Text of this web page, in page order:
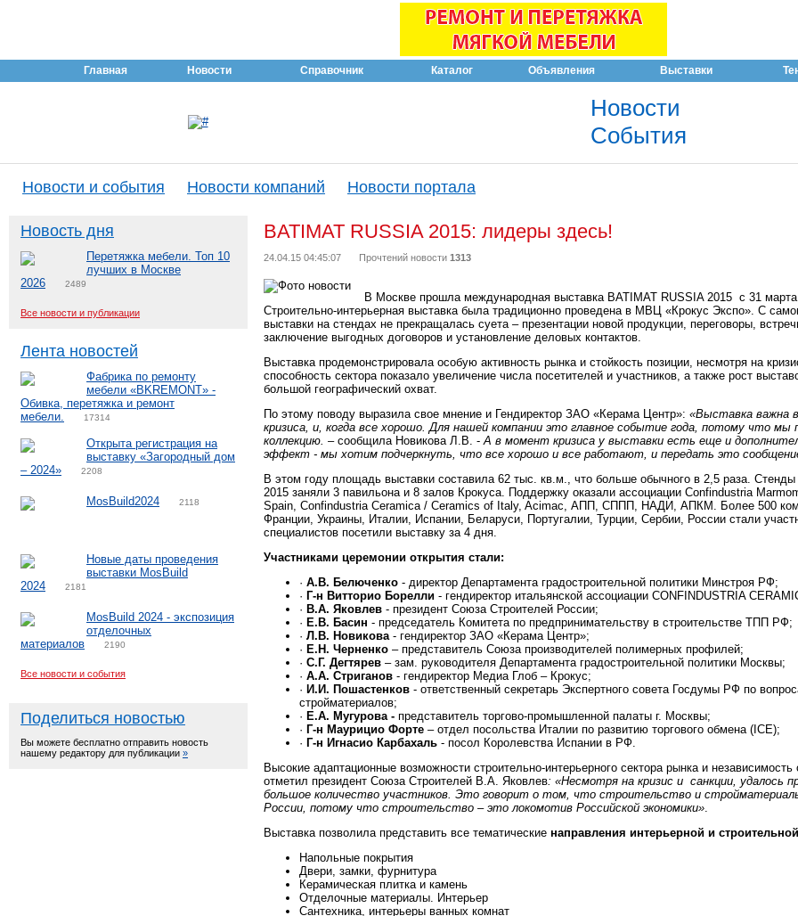
Главная Новости Справочник Каталог Объявления Выставки
Новости
События
Новости и события Новости компаний Новости портала
Новость дня
Перетяжка мебели. Топ 10
лучших в Москве
2026
2489
Все новости и публикации
Лента новостей
Фабрика по ремонту
мебели «BKREMONT» -
Обивка, перетяжка и ремонт
мебели.
17314
Открыта регистрация на
выставку «Загородный дом
– 2024»
2208
MosBuild2024 2118
Новые даты проведения
выставки MosBuild
2024
2181
MosBuild 2024 - экспозиция
отделочных
материалов
2190
Все новости и события
Поделиться новостью
Вы можете бесплатно отправить новость
нашему редактору для публикации »
BATIMAT RUSSIA 2015: лидеры здесь!
24.04.15 04:45:07 Прочтений новости 1313
В Москве прошла международная выставка BATIMAT RUSSIA 2015 с 31
Строительно-интерьерная выставка была традиционно проведена в МВЦ «Крокус Экспо». С
выставки на стендах не прекращалась суета – презентации новой продукции, переговоры,
заключение выгодных договоров и установление деловых контактов.
Выставка продемонстрировала особую активность рынка и стойкость позиции, несмотря на
способность сектора показало увеличение числа посетителей и участников, а также рост
большой географический охват.
По этому поводу выразила свое мнение и Гендиректор ЗАО «Керама Центр»: «Выставка важна
кризиса, и, когда все хорошо. Для нашей компании это главное событие года, потому что мы
коллекцию. – сообщила Новикова Л.В. -А в момент кризиса у выставки есть еще и
эффект - мы хотим подчеркнуть, что все хорошо и все работают, и передать это
В этом году площадь выставки составила 62 тыс. кв.м., что больше обычного в 2,5 раза. Стенды
2015 заняли 3 павильона и 8 залов Крокуса. Поддержку оказали ассоциации Confindustria
Spain, Confindustria Ceramica / Ceramics of Italy, Acimac, АПП, СППП, НАДИ, АПКМ. Более 500
Франции, Украины, Италии, Испании, Беларуси, Португалии, Турции, Сербии, России стали
специалистов посетили выставку за 4 дня.
Участниками церемонии открытия стали:
· А.В. Белюченко - директор Департамента градостроительной политики Минстроя РФ;
· Г-н Витторио Борелли - гендиректор итальянской ассоциации CONFINDUSTRIA
· В.А. Яковлев - президент Союза Строителей России;
· Е.В. Басин - председатель Комитета по предпринимательству в строительстве ТПП РФ;
· Л.В. Новикова- гендиректор ЗАО «Керама Центр»;
· Е.Н. Черненко – представитель Союза производителей полимерных профилей;
· С.Г. Дегтярев – зам. руководителя Департамента градостроительной политики Москвы;
· А.А. Стриганов - гендиректор Медиа Глоб – Крокус;
· И.И. Пошастенков - ответственный секретарь Экспертного совета Госдумы РФ по
стройматериалов;
· Е.А. Мугурова - представитель торгово-промышленной палаты г. Москвы;
· Г-н Маурицио Форте – отдел посольства Италии по развитию торгового обмена (ICE);
· Г-н Игнасио Карбахаль - посол Королевства Испании в РФ.
Высокие адаптационные возможности строительно-интерьерного сектора рынка и
отметил президент Союза Строителей В.А. Яковлев: «Несмотря на кризис и санкции, удалось
большое количество участников. Это говорит о том, что строительство и
России, потому что строительство – это локомотив Российской экономики».
Выставка позволила представить все тематические направления интерьерной и
Напольные покрытия
Двери, замки, фурнитура
Керамическая плитка и камень
Отделочные материалы. Интерьер
Сантехника, интерьеры ванных комнат